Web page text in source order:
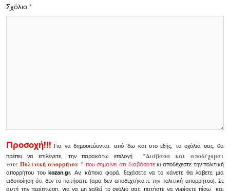
Σχόλιο *
Προσοχή!!! Για να δημοσιεύονται, από 'δω και στο εξής, τα σχόλιά σας, θα
πρέπει να επιλέγετε, την παρακάτω επιλογή
"Διάβασα και αποδέχομαι
τουςΠολιτική απορρήτου" που σημαίνει ότι διαβάσατεκι αποδέχεστε την πολιτική
απορρήτου τουkozan.gr. Αν, κάποια φορά, ξεχάσετε να το κάνετε θα λάβετε μια
ειδοποίηση ότι δεν το πατήσατε (αρα δεν αποδεχτήκατε την πολιτική απορρήτου). Σε
αυτή την περίπτωση, για να μη χαθεί το σχόλιο σας, πατήστε να γυρίσετε πίσω και